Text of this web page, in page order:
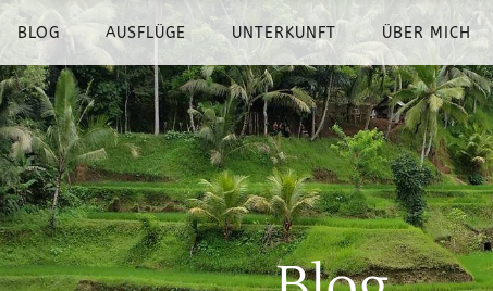
BLOG AUSFLÜGE UNTERKUNFT ÜBER MICH